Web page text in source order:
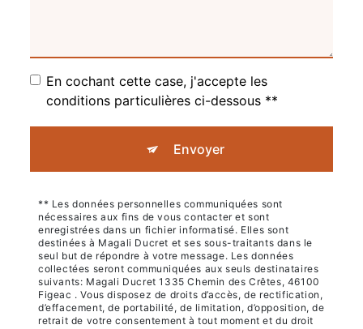
En cochant cette case, j'accepte les
conditions particulières ci-dessous **
Envoyer
** Les données personnelles communiquées sont
nécessaires aux fins de vous contacter et sont
enregistrées dans un fichier informatisé. Elles sont
destinées à Magali Ducret et ses sous-traitants dans le
seul but de répondre à votre message. Les données
collectées seront communiquées aux seuls destinataires
suivants: Magali Ducret 1335 Chemin des Crêtes, 46100
Figeac . Vous disposez de droits d’accès, de rectification,
d’effacement, de portabilité, de limitation, d’opposition, de
retrait de votre consentement à tout moment et du droit